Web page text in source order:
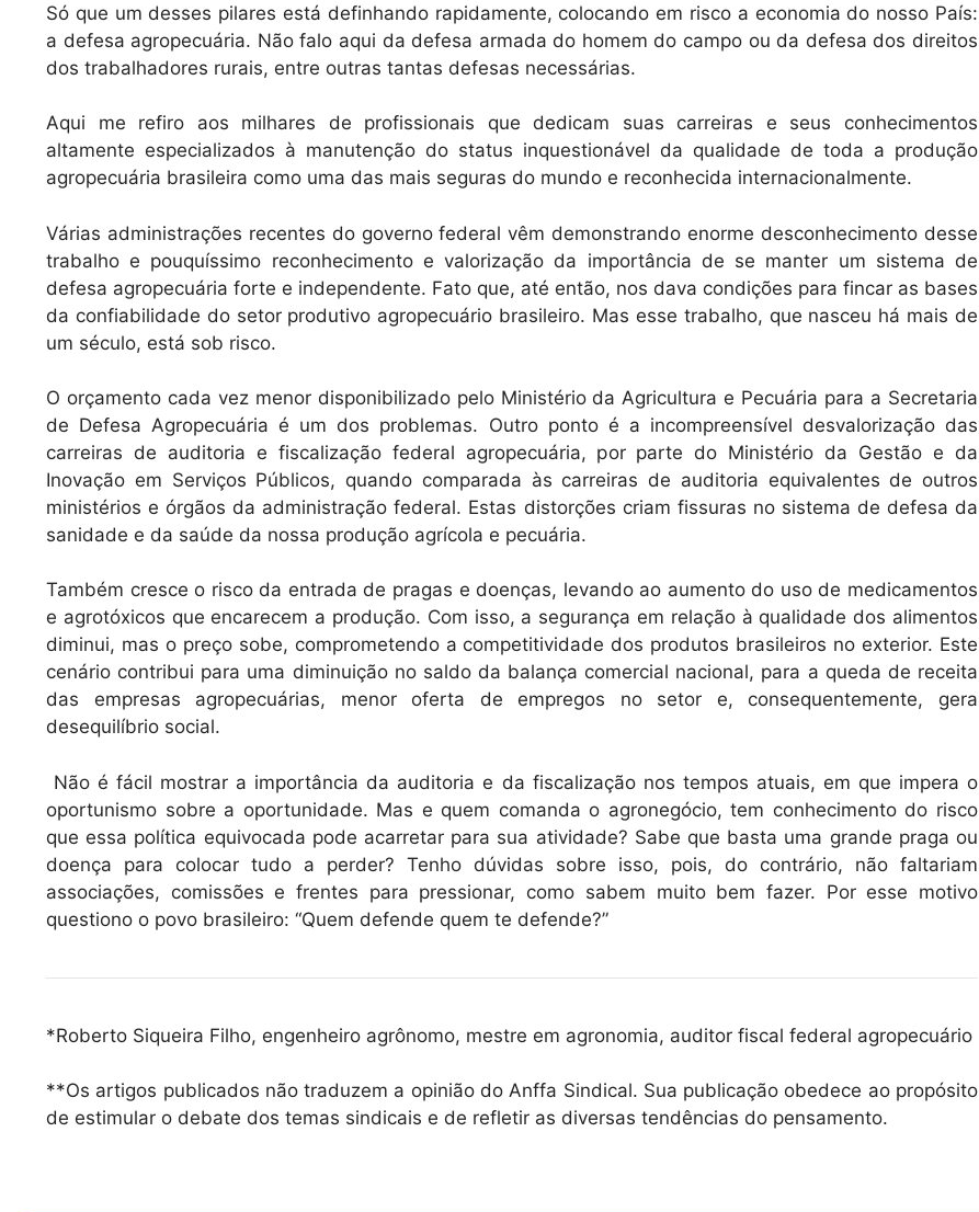
Só que um desses pilares está definhando rapidamente, colocando em risco a economia do nosso País:
a defesa agropecuária. Não falo aqui da defesa armada do homem do campo ou da defesa dos direitos
dos trabalhadores rurais, entre outras tantas defesas necessárias.
Aqui me refiro aos milhares de profissionais que dedicam suas carreiras e seus conhecimentos
altamente especializados à manutenção do status inquestionável da qualidade de toda a produção
agropecuária brasileira como uma das mais seguras do mundo e reconhecida internacionalmente.
Várias administrações recentes do governo federal vêm demonstrando enorme desconhecimento desse
trabalho e pouquíssimo reconhecimento e valorização da importância de se manter um sistema de
defesa agropecuária forte e independente. Fato que, até então, nos dava condições para fincar as bases
da confiabilidade do setor produtivo agropecuário brasileiro. Mas esse trabalho, que nasceu há mais de
um século, está sob risco.
O orçamento cada vez menor disponibilizado pelo Ministério da Agricultura e Pecuária para a Secretaria
de Defesa Agropecuária é um dos problemas. Outro ponto é a incompreensível desvalorização das
carreiras de auditoria e fiscalização federal agropecuária, por parte do Ministério da Gestão e da
Inovação em Serviços Públicos, quando comparada às carreiras de auditoria equivalentes de outros
ministérios e órgãos da administração federal. Estas distorções criam fissuras no sistema de defesa da
sanidade e da saúde da nossa produção agrícola e pecuária.
Também cresce o risco da entrada de pragas e doenças, levando ao aumento do uso de medicamentos
e agrotóxicos que encarecem a produção. Com isso, a segurança em relação à qualidade dos alimentos
diminui, mas o preço sobe, comprometendo a competitividade dos produtos brasileiros no exterior. Este
cenário contribui para uma diminuição no saldo da balança comercial nacional, para a queda de receita
das empresas agropecuárias, menor oferta de empregos no setor e, consequentemente, gera
desequilíbrio social.
Não é fácil mostrar a importância da auditoria e da fiscalização nos tempos atuais, em que impera o
oportunismo sobre a oportunidade. Mas e quem comanda o agronegócio, tem conhecimento do risco
que essa política equivocada pode acarretar para sua atividade? Sabe que basta uma grande praga ou
doença para colocar tudo a perder? Tenho dúvidas sobre isso, pois, do contrário, não faltariam
associações, comissões e frentes para pressionar, como sabem muito bem fazer. Por esse motivo
questiono o povo brasileiro: “Quem defende quem te defende?”
*Roberto Siqueira Filho, engenheiro agrônomo, mestre em agronomia, auditor fiscal federal agropecuário
**Os artigos publicados não traduzem a opinião do Anffa Sindical. Sua publicação obedece ao propósito
de estimular o debate dos temas sindicais e de refletir as diversas tendências do pensamento.